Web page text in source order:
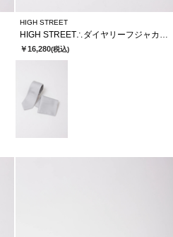
HIGH STREET
￥16,280(税込)